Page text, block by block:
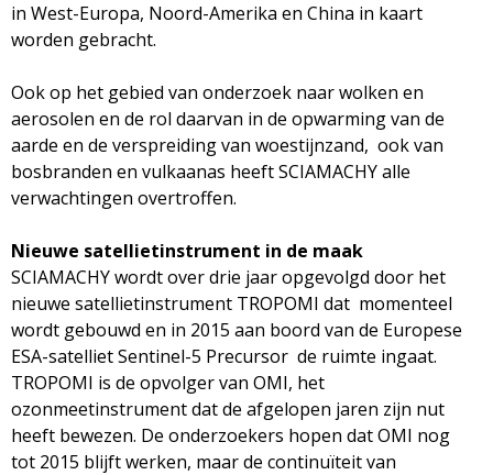
in West-Europa, Noord-Amerika en China in kaart
worden gebracht.
Ook op het gebied van onderzoek naar wolken en
aerosolen en de rol daarvan in de opwarming van de
aarde en de verspreiding van woestijnzand, ook van
bosbranden en vulkaanas heeft SCIAMACHY alle
verwachtingen overtroffen.
Nieuwe satellietinstrument in de maak
SCIAMACHY wordt over drie jaar opgevolgd door het
nieuwe satellietinstrument TROPOMI dat momenteel
wordt gebouwd en in 2015 aan boord van de Europese
ESA-satelliet Sentinel-5 Precursor de ruimte ingaat.
TROPOMI is de opvolger van OMI, het
ozonmeetinstrument dat de afgelopen jaren zijn nut
heeft bewezen. De onderzoekers hopen dat OMI nog
tot 2015 blijft werken, maar de continuïteit van